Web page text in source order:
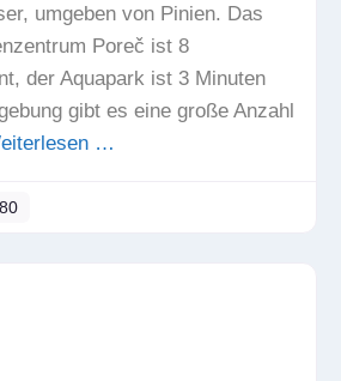
umgeben von Pinien. Das
Poreč ist 8
der Aquapark ist 3 Minuten
gibt es eine große Anzahl
…
80